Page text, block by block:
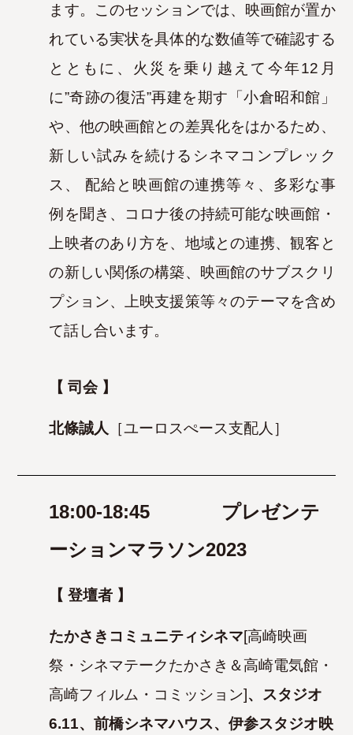
ます。
このセッションでは、映画館が置か
れている実状を具体的な数値等で確認する
とともに、火災を乗り越えて今年12月
に”奇跡の復活”再建を期す「小倉昭和館」
や、他の映画館との差異化をはかるため、
新しい試みを続けるシネマコンプレック
ス、
配給と映画館の連携等々、多彩な事
例を聞き、コロナ後の持続可能な映画館・
上映者のあり方を、地域との連携、観客と
の新しい関係の構築、
映画館のサブスクリ
プション、上映支援策等々のテーマを含め
て話し合います。
【 司会 】
北條誠人 ［ユーロスぺース支配人］
18:00-18:45
プレゼンテ
ーションマラソン2023
【 登壇者 】
たかさきコミュニティシネマ[高崎映画
祭・シネマテークたかさき＆高崎電気館・
高崎フィルム・コミッション]、 スタジオ
6.11、前橋シネマハウス、伊参スタジオ映